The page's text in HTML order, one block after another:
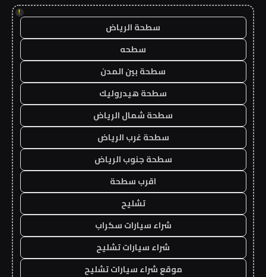
!
سطحة الرياض
سطحه
سطحة بين المدن
سطحة هيدروليك
سطحة شمال الرياض
سطحة غرب الرياض
سطحة جنوب الرياض
اقرب سطحة
تشليح
شراء سيارات سكراب
شراء سيارات تشليح
موقع شراء سيارات تشليح